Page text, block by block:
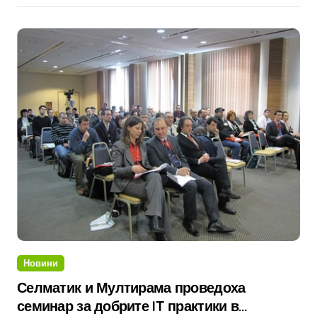
Новини
Селматик и Мултирама проведоха
семинар за добрите IT практики в